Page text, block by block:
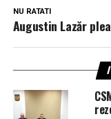
NU RATATI
Augustin Lazăr